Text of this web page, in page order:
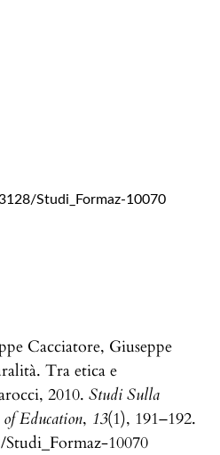
Studi_Formaz-10070
Cacciatore, Giuseppe
Tra etica e
2010. Studi Sulla
Education, 13(1), 191–192.
10070